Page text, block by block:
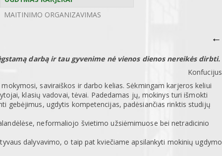
MAITINIMO ORGANIZAVIMAS
←
darbą ir tau gyvenime nė vienos dienos nereikės dirbti.
Konfucijus
saviraiškos ir darbo kelias. Sėkmingam karjeros keliui
klasių vadovai, tėvai. Padedamas jų, mokinys turi išmokti
gebėjimus, ugdytis kompetencijas, padėsiančias rinktis studijų
neformaliojo švietimo užsiėmimuose bei netradicinio
dalyvavimo, o taip pat kviečiame apsilankyti mokinių ugdymo